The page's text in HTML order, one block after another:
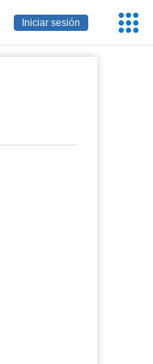
Iniciar sesión